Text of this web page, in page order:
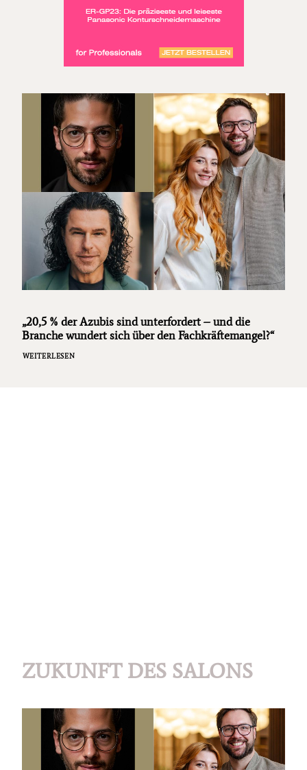
„20,5 % der Azubis sind unterfordert – und die
Branche wundert sich über den Fachkräftemangel?“
WEITERLESEN
ZUKUNFT DES SALONS